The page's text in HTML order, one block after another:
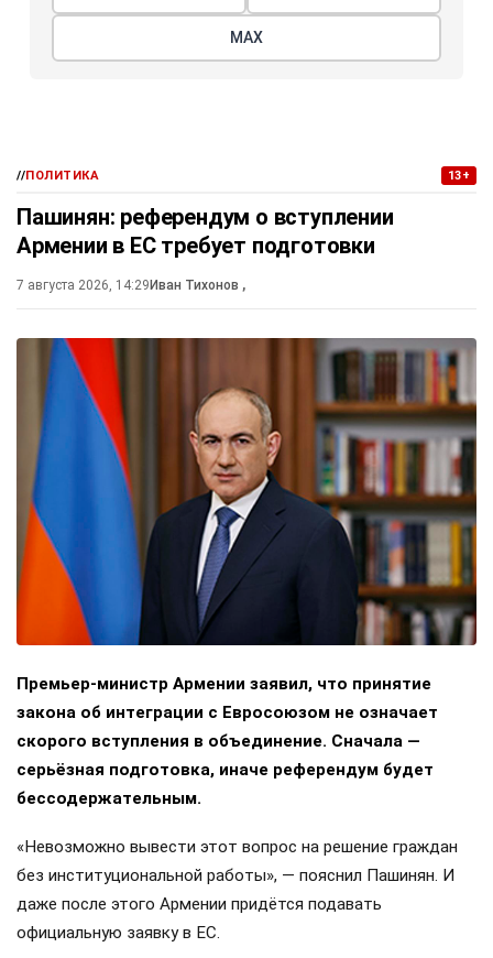
МАХ
//ПОЛИТИКА 13+
Пашинян: референдум о вступлении
Армении в ЕС требует подготовки
7 августа 2026, 14:29 Иван Тихонов ,
Премьер-министр Армении заявил, что принятие
закона об интеграции с Евросоюзом не означает
скорого вступления в объединение. Сначала —
серьёзная подготовка, иначе референдум будет
бессодержательным.
«Невозможно вывести этот вопрос на решение граждан
без институциональной работы», — пояснил Пашинян. И
даже после этого Армении придётся подавать
официальную заявку в ЕС.